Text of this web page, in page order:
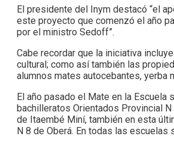
El presidente del Inym destacó “el
este proyecto que comenzó el año
por el ministro Sedoff”.
Cabe recordar que la iniciativa
cultural; como así también las
alumnos mates autocebantes, yerba
El año pasado el Mate en la Escuela
bachilleratos Orientados Provincial
de Itaembé Miní, también en esta
N 8 de Oberá. En todas las